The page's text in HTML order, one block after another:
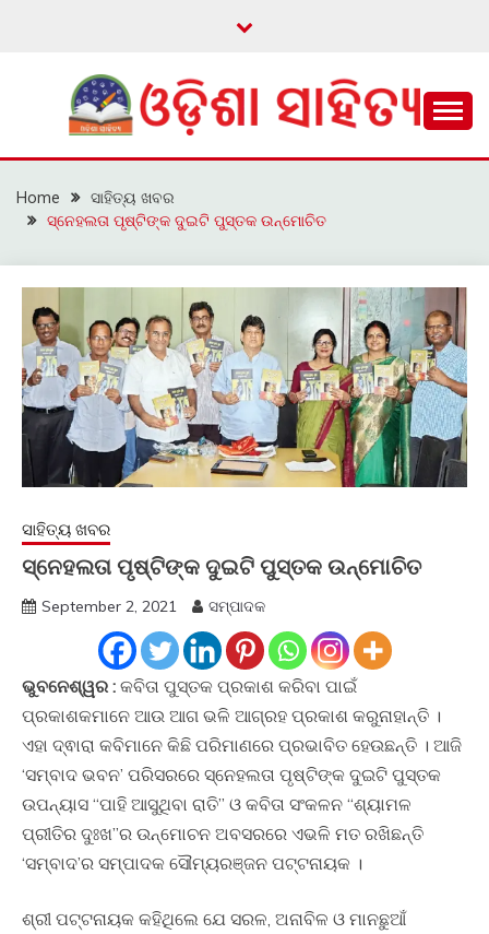
ଓଡ଼ିଶା ସାହିତ୍ୟ
Home
ସାହିତ୍ୟ ଖବର
ସ୍ନେହଲତା ପୃଷ୍ଟିଙ୍କ ଦୁଇଟି ପୁସ୍ତକ ଉନ୍ମୋଚିତ
ସାହିତ୍ୟ ଖବର
ସ୍ନେହଲତା ପୃଷ୍ଟିଙ୍କ ଦୁଇଟି ପୁସ୍ତକ ଉନ୍ମୋଚିତ
September 2, 2021 ସମ୍ପାଦକ
ଭୁବନେଶ୍ୱର : କବିତା ପୁସ୍ତକ ପ୍ରକାଶ କରିବା ପାଇଁ
ପ୍ରକାଶକମାନେ ଆଉ ଆଗ ଭଳି ଆଗ୍ରହ ପ୍ରକାଶ କରୁନାହାନ୍ତି ।
ଏହା ଦ୍ଵାରା କବିମାନେ କିଛି ପରିମାଣରେ ପ୍ରଭାବିତ ହେଉଛନ୍ତି । ଆଜି
‘ସମ୍ବାଦ ଭବନ’ ପରିସରରେ ସ୍ନେହଲତା ପୃଷ୍ଟିଙ୍କ ଦୁଇଟି ପୁସ୍ତକ
ଉପନ୍ୟାସ “ପାହି ଆସୁଥିବା ରାତି” ଓ କବିତା ସଂକଳନ “ଶ୍ୟାମଳ
ପ୍ରୀତିର ଦୁଃଖ”ର ଉନ୍ମୋଚନ ଅବସରରେ ଏଭଳି ମତ ରଖିଛନ୍ତି
‘ସମ୍ବାଦ’ର ସମ୍ପାଦକ ସୌମ୍ୟରଞ୍ଜନ ପଟ୍ଟନାୟକ ।
ଶ୍ରୀ ପଟ୍ଟନାୟକ କହିଥିଲେ ଯେ ସରଳ, ଅନାବିଳ ଓ ମାନଛୁଆଁ